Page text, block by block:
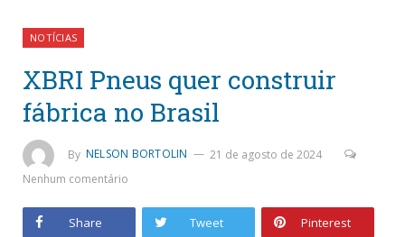
NOTÍCIAS
XBRI Pneus quer construir
fábrica no Brasil
By NELSON BORTOLIN
21 de agosto de 2024
Nenhum comentário
Share Tweet Pinterest